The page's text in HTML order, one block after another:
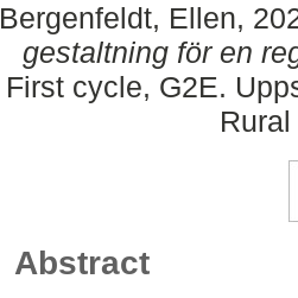
Bergenfeldt, Ellen,
gestaltning för en
First cycle, G2E.
Abstract